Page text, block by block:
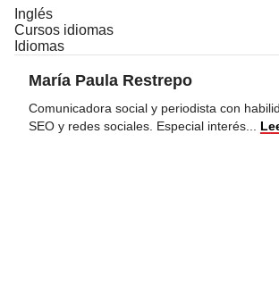
Inglés
Cursos idiomas
Idiomas
María Paula Restrepo
Comunicadora social y periodista con
SEO y redes sociales. Especial interés